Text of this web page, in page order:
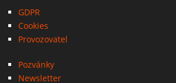
GDPR
Cookies
Provozovatel
Pozvánky
Newsletter